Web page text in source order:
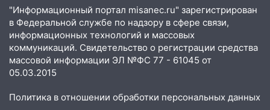
17:05 «Обыск» по видеосвязи: в
Ульяновске задержали 19-летнюю
сообщницу мошенников
16:12
Едва не перерезал горло: в
Вешкайме посиделки с судимым
больницей
"Информационный портал misanec.ru" зарегистрирован
в Федеральной службе по надзору в сфере связи,
информационных технологий и массовых
коммуникаций. Свидетельство о регистрации средства
массовой информации ЭЛ №ФС 77 - 61045 от
05.03.2015
Политика в отношении обработки персональных данных